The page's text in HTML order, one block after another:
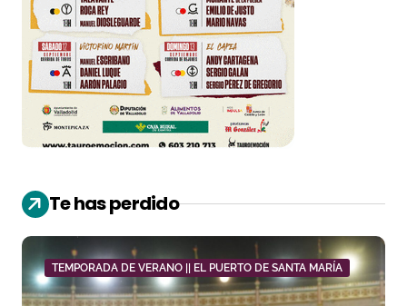
Te has perdido
TEMPORADA DE VERANO || EL PUERTO DE SANTA MARÍA